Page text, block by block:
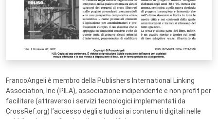
FrancoAngeli è membro della Publishers International Linking
Association, Inc (PILA), associazione indipendente e non profit per
facilitare (attraverso i servizi tecnologici implementati da
CrossRef.org) l’accesso degli studiosi ai contenuti digitali nelle